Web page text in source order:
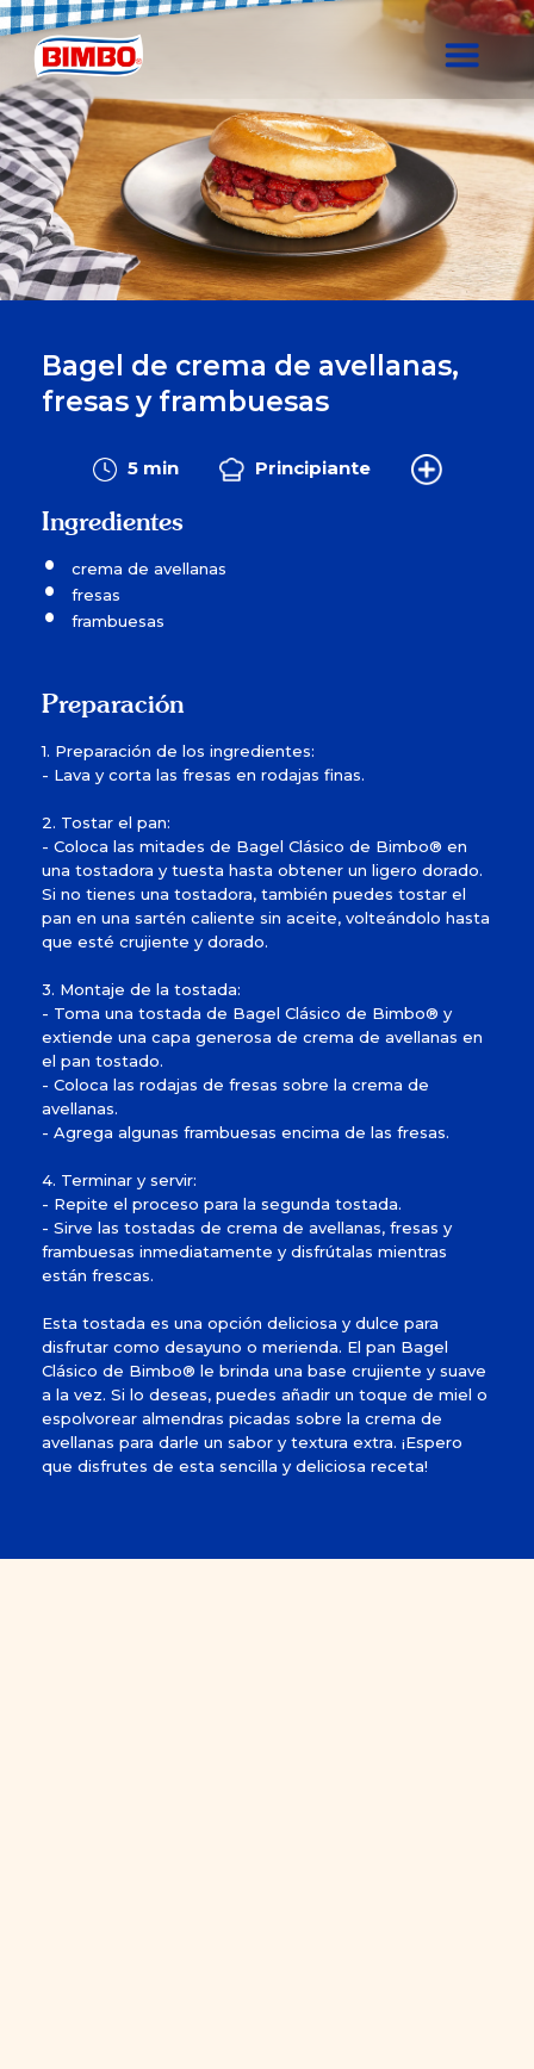
Bagel de crema de avellanas,
fresas y frambuesas
5 min Principiante
Ingredientes
crema de avellanas
fresas
frambuesas
Preparación
1. Preparación de los ingredientes:
- Lava y corta las fresas en rodajas finas.
2. Tostar el pan:
- Coloca las mitades de Bagel Clásico de Bimbo® en
una tostadora y tuesta hasta obtener un ligero dorado.
Si no tienes una tostadora, también puedes tostar el
pan en una sartén caliente sin aceite, volteándolo hasta
que esté crujiente y dorado.
3. Montaje de la tostada:
- Toma una tostada de Bagel Clásico de Bimbo® y
extiende una capa generosa de crema de avellanas en
el pan tostado.
- Coloca las rodajas de fresas sobre la crema de
avellanas.
- Agrega algunas frambuesas encima de las fresas.
4. Terminar y servir:
- Repite el proceso para la segunda tostada.
- Sirve las tostadas de crema de avellanas, fresas y
frambuesas inmediatamente y disfrútalas mientras
están frescas.
Esta tostada es una opción deliciosa y dulce para
disfrutar como desayuno o merienda. El pan Bagel
Clásico de Bimbo® le brinda una base crujiente y suave
a la vez. Si lo deseas, puedes añadir un toque de miel o
espolvorear almendras picadas sobre la crema de
avellanas para darle un sabor y textura extra. ¡Espero
que disfrutes de esta sencilla y deliciosa receta!